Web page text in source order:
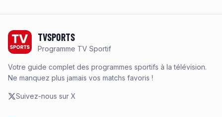
TVSPORTS
Programme TV Sportif
Votre guide complet des programmes sportifs à la télévision.
Ne manquez plus jamais vos matchs favoris !
Suivez-nous sur X